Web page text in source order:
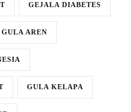
GEJALA DIABETES
GULA AREN
GULA KELAPA